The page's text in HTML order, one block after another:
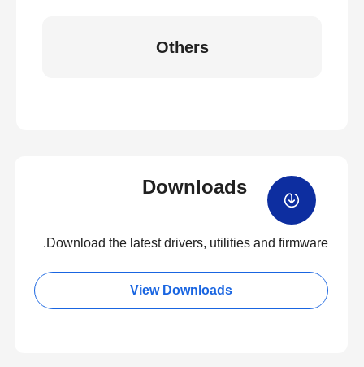
Others
Downloads
Download the latest drivers, utilities and firmware.
View Downloads